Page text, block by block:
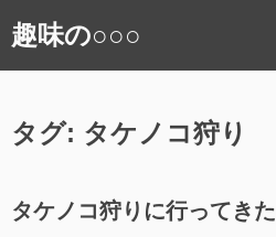
ン
へ
趣味の○○○
タグ: タケノコ狩り
タケノコ狩りに行ってきた